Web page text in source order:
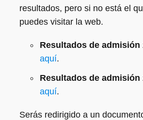
resultados, pero si no está el
puedes visitar la web.
Resultados de admisión
aquí.
Resultados de admisión
aquí.
Serás redirigido a un